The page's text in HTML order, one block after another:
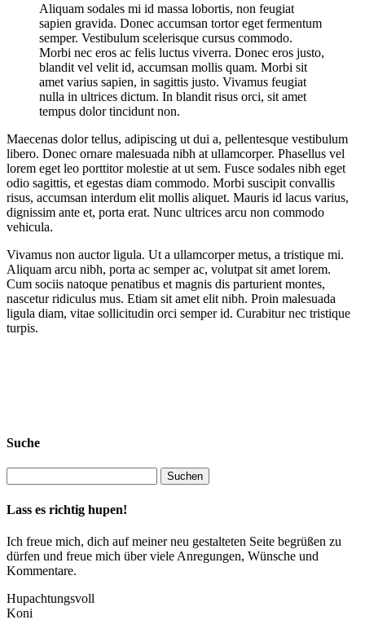
Aliquam sodales mi id massa lobortis, non feugiat
sapien gravida. Donec accumsan tortor eget fermentum
semper. Vestibulum scelerisque cursus commodo.
Morbi nec eros ac felis luctus viverra. Donec eros justo,
blandit vel velit id, accumsan mollis quam. Morbi sit
amet varius sapien, in sagittis justo. Vivamus feugiat
nulla in ultrices dictum. In blandit risus orci, sit amet
tempus dolor tincidunt non.
Maecenas dolor tellus, adipiscing ut dui a, pellentesque vestibulum
libero. Donec ornare malesuada nibh at ullamcorper. Phasellus vel
lorem eget leo porttitor molestie at ut sem. Fusce sodales nibh eget
odio sagittis, et egestas diam commodo. Morbi suscipit convallis
risus, accumsan interdum elit mollis aliquet. Mauris id lacus varius,
dignissim ante et, porta erat. Nunc ultrices arcu non commodo
vehicula.
Vivamus non auctor ligula. Ut a ullamcorper metus, a tristique mi.
Aliquam arcu nibh, porta ac semper ac, volutpat sit amet lorem.
Cum sociis natoque penatibus et magnis dis parturient montes,
nascetur ridiculus mus. Etiam sit amet elit nibh. Proin malesuada
ligula diam, vitae sollicitudin orci semper id. Curabitur nec tristique
turpis.
Suche
Lass es richtig hupen!
Ich freue mich, dich auf meiner neu gestalteten Seite begrüßen zu
dürfen und freue mich über viele Anregungen, Wünsche und
Kommentare.
Hupachtungsvoll
Koni